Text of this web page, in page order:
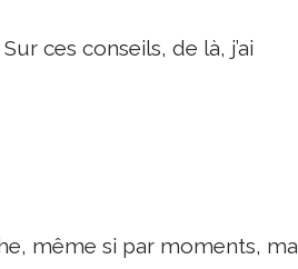
ces conseils, de là, j’ai
même si par moments, ma